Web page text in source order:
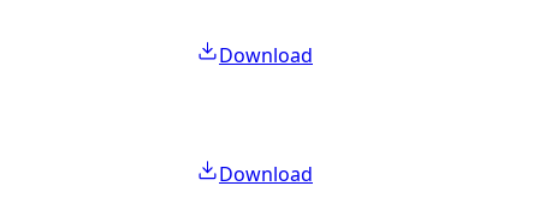
Download
Download